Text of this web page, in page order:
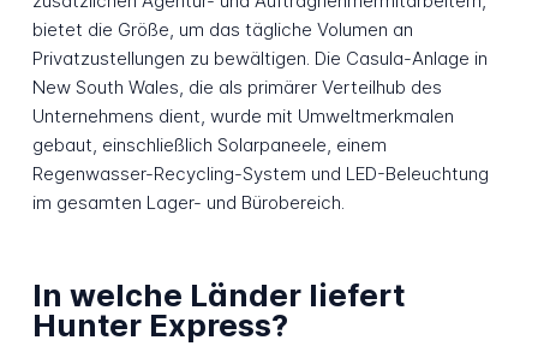
bietet die Größe, um das tägliche Volumen an
Privatzustellungen zu bewältigen. Die Casula-Anlage in
New South Wales, die als primärer Verteilhub des
Unternehmens dient, wurde mit Umweltmerkmalen
gebaut, einschließlich Solarpaneele, einem
Regenwasser-Recycling-System und LED-Beleuchtung
im gesamten Lager- und Bürobereich.
In welche Länder liefert
Hunter Express?